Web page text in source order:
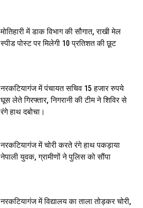
मोतिहारी में डाक विभाग की सौगात, राखी मेल
स्पीड पोस्ट पर मिलेगी 10 प्रतिशत की छूट
नरकटियागंज में पंचायत सचिव 15 हजार रुपये
घूस लेते गिरफ्तार, निगरानी की टीम ने शिविर से
रंगे हाथ दबोचा।
नरकटियागंज में चोरी करते रंगे हाथ पकड़ाया
नेपाली युवक, ग्रामीणों ने पुलिस को सौंपा
नरकटियागंज में विद्यालय का ताला तोड़कर चोरी,